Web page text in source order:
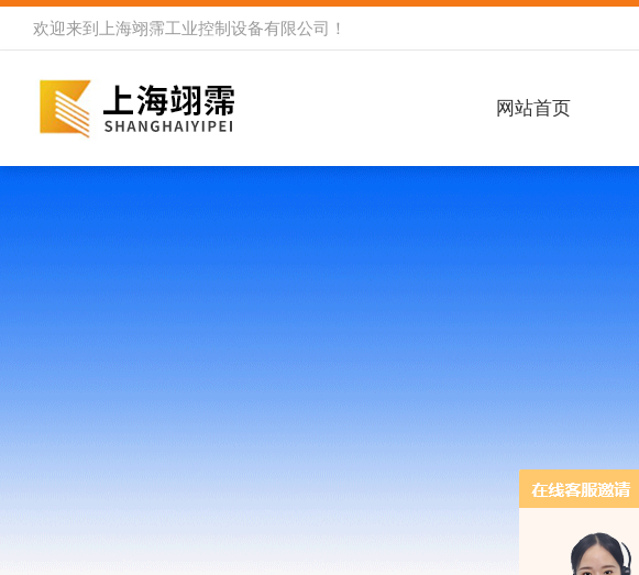
欢迎来到 上海翊霈工业控制设备有限公司 ！
网站首页